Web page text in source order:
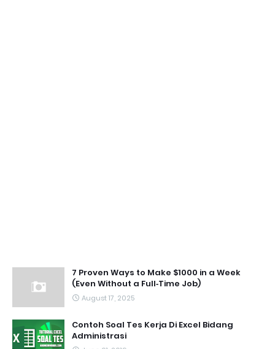
7 Proven Ways to Make $1000 in a Week
(Even Without a Full‑Time Job)
August 17, 2025
Contoh Soal Tes Kerja Di Excel Bidang
Administrasi